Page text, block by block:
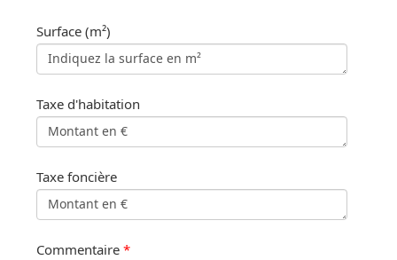
Surface (m²)
Taxe d'habitation
Taxe foncière
Commentaire *